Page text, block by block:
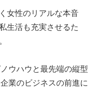
女性のリアルな本音
生活も充実させるた
ウハウと最先端の縦型
業のビジネスの前進に